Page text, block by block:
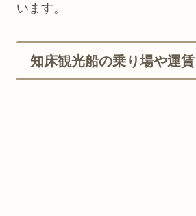
います。
知床観光船の乗り場や運